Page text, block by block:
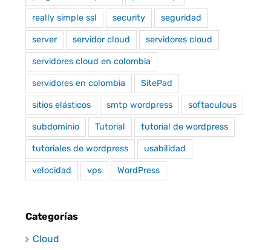
really simple ssl security seguridad
server servidor cloud servidores cloud
servidores cloud en colombia
servidores en colombia SitePad
sitios elásticos smtp wordpress softaculous
subdominio Tutorial tutorial de wordpress
tutoriales de wordpress usabilidad
velocidad vps WordPress
Categorías
Cloud